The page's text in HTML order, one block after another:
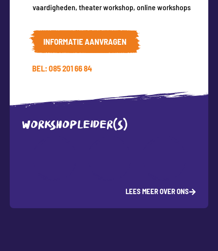
vaardigheden, theater workshop, online workshops
INFORMATIE AANVRAGEN
BEL: 085 201 66 84
WORKSHOPLEIDER(S)
LEES MEER OVER ONS